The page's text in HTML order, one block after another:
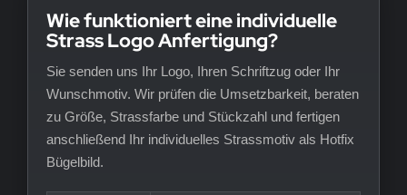
Wie funktioniert eine individuelle
Strass Logo Anfertigung?
Sie senden uns Ihr Logo, Ihren Schriftzug oder Ihr
Wunschmotiv. Wir prüfen die Umsetzbarkeit, beraten
zu Größe, Strassfarbe und Stückzahl und fertigen
anschließend Ihr individuelles Strassmotiv als Hotfix
Bügelbild.